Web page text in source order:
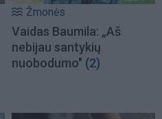
Žmonės
Vaidas Baumila: „Aš
nebijau santykių
nuobodumo" (2)